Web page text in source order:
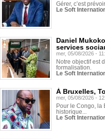
Gérer, c’est
Le Soft
Daniel
services
mer, 05/08/2026 -
Notre objectif est
formalisation.
Le Soft
À Bruxelles,
mer, 05/08/2026 -
Pour le Congo, la
historique...
Le Soft